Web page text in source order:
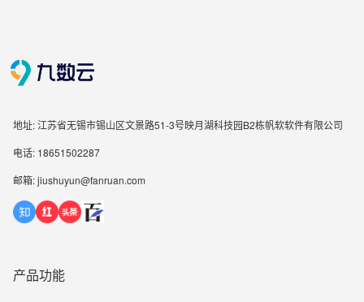
地址: 江苏省无锡市锡山区文景路51-3号映月湖科技园B2栋帆软软件有限公司
电话: 18651502287
邮箱: jiushuyun@fanruan.com
产品功能